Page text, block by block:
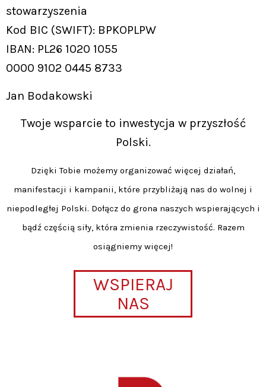
stowarzyszenia
Kod BIC (SWIFT): BPKOPLPW
IBAN: PL26 1020 1055
0000 9102 0445 8733
Jan Bodakowski
Twoje wsparcie to inwestycja w przyszłość
Polski.
Dzięki Tobie możemy organizować więcej działań,
manifestacji i kampanii, które przybliżają nas do wolnej i
niepodległej Polski. Dołącz do grona naszych wspierających i
bądź częścią siły, która zmienia rzeczywistość. Razem
osiągniemy więcej!
WSPIERAJ
NAS